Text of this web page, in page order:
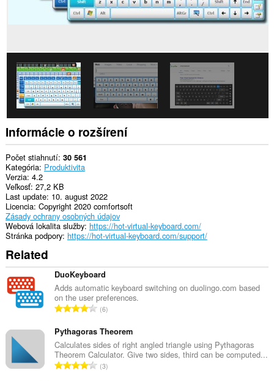
stránkach.
Toto
rozšírenie
prístup
k
vašim
listom
a
aktivite
prehliadania.
Informácie o rozšírení
Počet stiahnutí 30 561
Kategória Produktivita
Verzia 4.2
Veľkosť 27,2 KB
Last update 10. august 2022
Licencia Copyright 2020 comfortsoft
Zásady ochrany osobných údajov
Webová lokalita služby https://hot-virtual-keyboard.com/
Stránka podpory https://hot-virtual-keyboard.com/support/
Related
DuoKeyboard
Adds automatic keyboard switching on duolingo.com based
on the user preferences.
C
l
k
o
v
6
Pythagoras Theorem
Calculates sides of right angled triangle using Pythagoras
Theorem Calculator. Give two sides, third can be computed...
C3